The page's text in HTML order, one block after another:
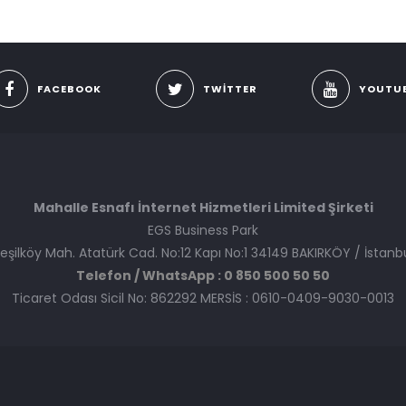
FACEBOOK TWITTER
Mahalle Esnafı İnternet Hizmetleri Limited Şirketi
EGS Business Park
Mah. Atatürk Cad. No:12 Kapı No:1 34149 BAKIRKÖY /
Telefon / WhatsApp : 0 850 500 50 50
Ticaret Odası Sicil No: 862292 MERSİS : 0610-0409-9030-0013